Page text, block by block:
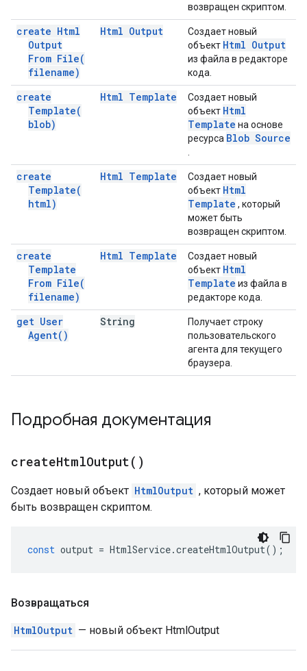
возвращен скриптом.
create Html
Output
From File(
filename)
Html Output
Создает новый
объект Html Output
из файла в редакторе
кода.
create
Template(
blob)
Html Template
Создает новый
объект Html
Template на основе
ресурса Blob Source
create
Template(
html)
Html Template
Создает новый
объект Html
Template , который
может быть
возвращен скриптом.
create
Template
From File(
filename)
Html Template
Создает новый
объект Html
Template из файла в
редакторе кода.
get User
Agent( )
String
Получает строку
пользовательского
агента для текущего
браузера.
Подробная документация
createHtmlOutput( )
Создает новый объект HtmlOutput , который может
быть возвращен скриптом.
const output = HtmlService.createHtmlOutput();
Возвращаться
HtmlOutput — новый объект HtmlOutput